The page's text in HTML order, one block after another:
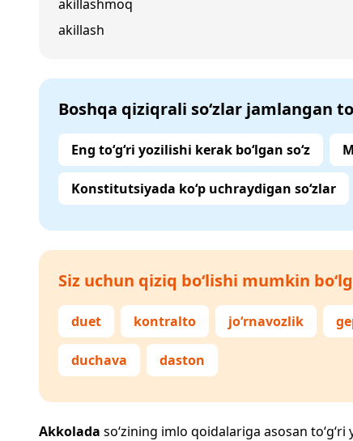
akillashmoq
akillash
Boshqa qiziqrali so‘zlar jamlangan
Eng to‘g‘ri yozilishi kerak bo‘lgan so‘z
Konstitutsiyada ko‘p uchraydigan so‘zlar
Siz uchun qiziq bo‘lishi mumkin
duet kontralto jo‘rnavozlik
duchava daston
Akkolada so‘zining imlo qoidalariga asosan